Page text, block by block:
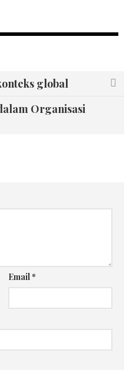
global
Organisasi
Email*